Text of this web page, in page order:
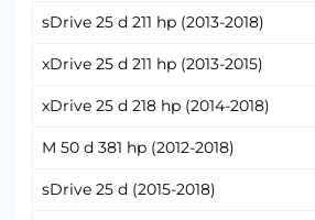
sDrive 25 d 211 hp (2013-2018)
xDrive 25 d 211 hp (2013-2015)
xDrive 25 d 218 hp (2014-2018)
M 50 d 381 hp (2012-2018)
sDrive 25 d (2015-2018)